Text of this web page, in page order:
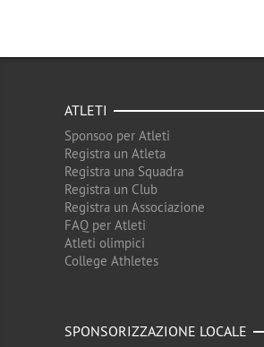
ATLETI
Sponsoo per Atleti
Registra un Atleta
Registra una Squadra
Registra un Club
Registra un Associazione
FAQ per Atleti
Atleti olimpici
College Athletes
SPONSORIZZAZIONE LOCALE